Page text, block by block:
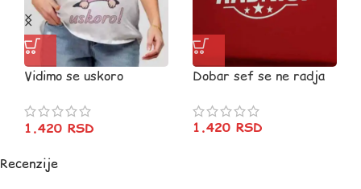
Vidimo se uskoro
1.420 RSD
Dobar sef se ne radja
1.420 RSD
Recenzije